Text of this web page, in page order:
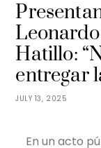
JULY 13, 2025
Hatillo:
entregar
En un acto